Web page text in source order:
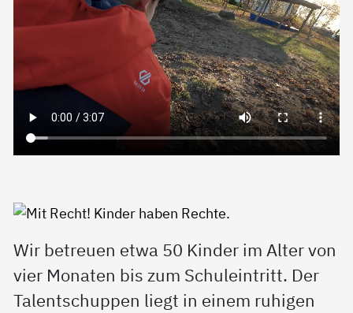
Wir betreuen etwa 50 Kinder im Alter von
vier Monaten bis zum Schuleintritt. Der
Talentschuppen liegt in einem ruhigen